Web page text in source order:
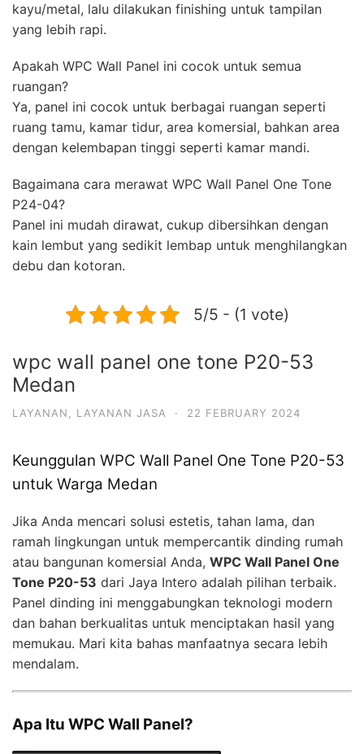
kayu/metal, lalu dilakukan finishing untuk tampilan
yang lebih rapi.
Apakah WPC Wall Panel ini cocok untuk semua
ruangan?
Ya, panel ini cocok untuk berbagai ruangan seperti
ruang tamu, kamar tidur, area komersial, bahkan area
dengan kelembapan tinggi seperti kamar mandi.
Bagaimana cara merawat WPC Wall Panel One Tone
P24-04?
Panel ini mudah dirawat, cukup dibersihkan dengan
kain lembut yang sedikit lembap untuk menghilangkan
debu dan kotoran.
5/5 - (1 vote)
wpc wall panel one tone P20-53
Medan
LAYANAN, LAYANAN JASA · 22 FEBRUARY 2024
Keunggulan WPC Wall Panel One Tone P20-53
untuk Warga Medan
Jika Anda mencari solusi estetis, tahan lama, dan
ramah lingkungan untuk mempercantik dinding rumah
atau bangunan komersial Anda, WPC Wall Panel One
Tone P20-53 dari Jaya Intero adalah pilihan terbaik.
Panel dinding ini menggabungkan teknologi modern
dan bahan berkualitas untuk menciptakan hasil yang
memukau. Mari kita bahas manfaatnya secara lebih
mendalam.
Apa Itu WPC Wall Panel?